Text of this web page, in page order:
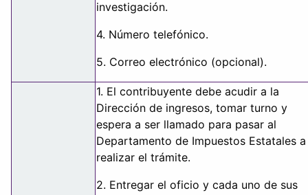
investigación.
4. Número telefónico.
5. Correo electrónico (opcional).
1. El contribuyente debe acudir a la
Dirección de ingresos, tomar turno y
espera a ser llamado para pasar al
Departamento de Impuestos Estatales a
realizar el trámite.
2. Entregar el oficio y cada uno de sus